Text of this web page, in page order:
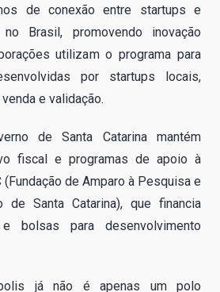
de conexão entre startups e
Brasil, promovendo inovação
utilizam o programa para
por startups locais,
e validação.
de Santa Catarina mantém
fiscal e programas de apoio à
(Fundação de Amparo à Pesquisa e
de Santa Catarina), que financia
bolsas para desenvolvimento
já não é apenas um polo